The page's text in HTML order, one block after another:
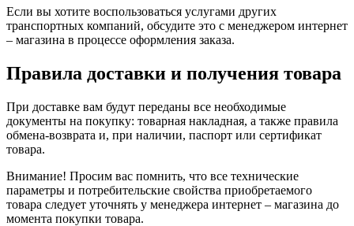
Если вы хотите воспользоваться услугами других
транспортных компаний, обсудите это с менеджером интернет
– магазина в процессе оформления заказа.
Правила доставки и получения товара
При доставке вам будут переданы все необходимые
документы на покупку: товарная накладная, а также правила
обмена-возврата и, при наличии, паспорт или сертификат
товара.
Внимание! Просим вас помнить, что все технические
параметры и потребительские свойства приобретаемого
товара следует уточнять у менеджера интернет – магазина до
момента покупки товара.